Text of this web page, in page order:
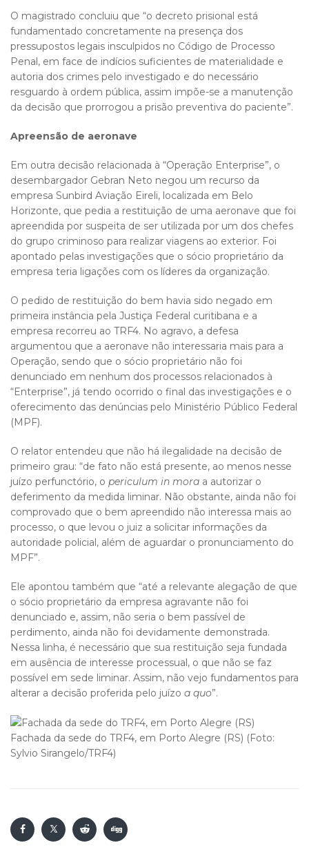
O magistrado concluiu que “o decreto prisional está
fundamentado concretamente na presença dos
pressupostos legais insculpidos no Código de Processo
Penal, em face de indícios suficientes de materialidade e
autoria dos crimes pelo investigado e do necessário
resguardo à ordem pública, assim impõe-se a manutenção
da decisão que prorrogou a prisão preventiva do paciente”.
Apreensão de aeronave
Em outra decisão relacionada à “Operação Enterprise”, o
desembargador Gebran Neto negou um recurso da
empresa Sunbird Aviação Eireli, localizada em Belo
Horizonte, que pedia a restituição de uma aeronave que foi
apreendida por suspeita de ser utilizada por um dos chefes
do grupo criminoso para realizar viagens ao exterior. Foi
apontado pelas investigações que o sócio proprietário da
empresa teria ligações com os líderes da organização.
O pedido de restituição do bem havia sido negado em
primeira instância pela Justiça Federal curitibana e a
empresa recorreu ao TRF4. No agravo, a defesa
argumentou que a aeronave não interessaria mais para a
Operação, sendo que o sócio proprietário não foi
denunciado em nenhum dos processos relacionados à
“Enterprise”, já tendo ocorrido o final das investigações e o
oferecimento das denúncias pelo Ministério Público Federal
(MPF).
O relator entendeu que não há ilegalidade na decisão de
primeiro grau: “de fato não está presente, ao menos nesse
juízo perfunctório, o periculum in mora a autorizar o
deferimento da medida liminar. Não obstante, ainda não foi
comprovado que o bem apreendido não interessa mais ao
processo, o que levou o juiz a solicitar informações da
autoridade policial, além de aguardar o pronunciamento do
MPF”.
Ele apontou também que “até a relevante alegação de que
o sócio proprietário da empresa agravante não foi
denunciado e, assim, não seria o bem passível de
perdimento, ainda não foi devidamente demonstrada.
Nessa linha, é necessário que sua restituição seja fundada
em ausência de interesse processual, o que não se faz
possível em sede liminar. Assim, não vejo fundamentos para
alterar a decisão proferida pelo juízo a quo”.
Fachada da sede do TRF4, em Porto Alegre (RS) (Foto:
Sylvio Sirangelo/TRF4)